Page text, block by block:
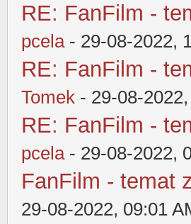
RE: FanFilm -
pcela- 29-08-2022,
RE: FanFilm -
Tomek - 29-08-
RE: FanFilm -
pcela- 29-08-2022,
FanFilm - temat
29-08-2022, 09:01